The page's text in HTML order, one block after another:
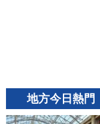
地方今日熱門